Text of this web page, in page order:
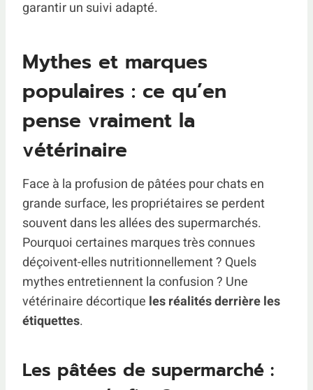
garantir un suivi adapté.
Mythes et marques
populaires : ce qu’en
pense vraiment la
vétérinaire
Face à la profusion de pâtées pour chats en
grande surface, les propriétaires se perdent
souvent dans les allées des supermarchés.
Pourquoi certaines marques très connues
déçoivent-elles nutritionnellement ? Quels
mythes entretiennent la confusion ? Une
vétérinaire décortique les réalités derrière les
étiquettes.
Les pâtées de supermarché :